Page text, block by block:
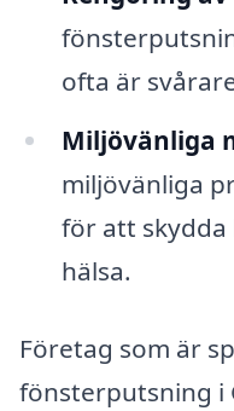
ofta är
Miljövänliga
miljövänliga
för att
hälsa.
Företag som är
fönsterputsning i